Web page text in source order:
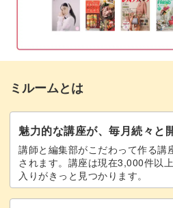
イチゴのヘタと葉っぱも作って
難しそうに見えますが、誰でも
ワックスを編んでバスケッ
この講座で作成するキャンドル
ットの部分です。
固めたワックスを交互に編む
土台用のキャンドルを取り出
編んだワックスを土台に巻く
イチゴをモールドから取り出
ワックスを溶かしてホイップ
イチゴにヘタをつけてかごに
ミルームとは
魅力的な講座が、毎月続々と
講師と編集部がこだわって作る講
されます。講座は現在3,000件以
入りがきっと見つかります。